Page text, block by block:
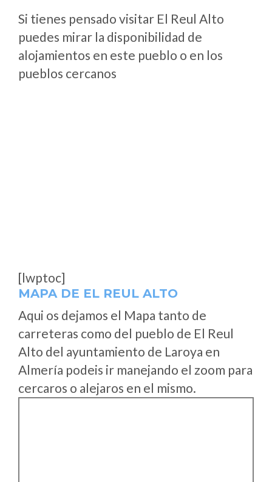
Si tienes pensado visitar El Reul Alto
puedes mirar la disponibilidad de
alojamientos en este pueblo o en los
pueblos cercanos
[lwptoc]
MAPA DE EL REUL ALTO
Aqui os dejamos el Mapa tanto de
carreteras como del pueblo de El Reul
Alto del ayuntamiento de Laroya en
Almería podeis ir manejando el zoom para
cercaros o alejaros en el mismo.